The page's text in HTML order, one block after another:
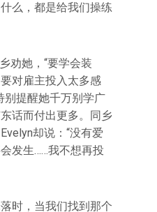
么，都是给我们操练
劝她，“要学会装
对雇主投入太多感
别提醒她千万别学广
话而付出更多。同乡
却说：“没有爱
发生……我不想再投
时，当我们找到那个